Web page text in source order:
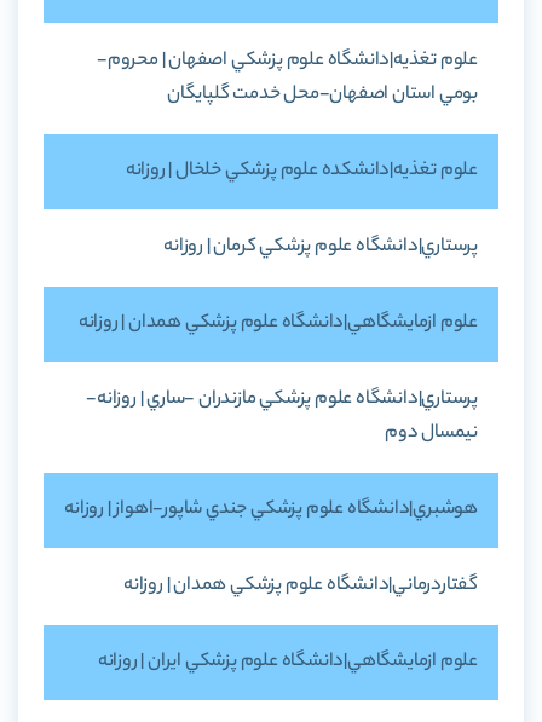
علوم تغذيه|دانشگاه علوم پزشکي اصفهان | محروم-
بومي استان اصفهان-محل خدمت گلپايگان
علوم تغذيه|دانشکده علوم پزشکي خلخال | روزانه
پرستاري|دانشگاه علوم پزشکي کرمان | روزانه
علوم ازمايشگاهي|دانشگاه علوم پزشکي همدان | روزانه
پرستاري|دانشگاه علوم پزشکي مازندران -ساري | روزانه-
نيمسال دوم
هوشبري|دانشگاه علوم پزشکي جندي شاپور-اهواز | روزانه
گفتاردرماني|دانشگاه علوم پزشکي همدان | روزانه
علوم ازمايشگاهي|دانشگاه علوم پزشکي ايران | روزانه